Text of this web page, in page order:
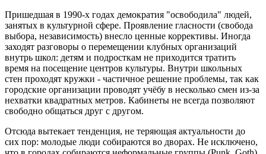
Пришедшая в 1990-х годах демократия "освободила" людей,
занятых в культурной сфере. Проявление гласности (свобода
выбора, независимость) внесло ценные коррективы. Иногда
заходят разговоры о перемещении клубных организаций
внутрь школ: детям и подросткам не приходится тратить
время на посещение центров культуры. Внутри школьных
стен проходят кружки - частичное решение проблемы, так как
городские организации проводят учёбу в несколько смен из-за
нехватки квадратных метров. Кабинеты не всегда позволяют
свободно общаться друг с другом.
Отсюда вытекает тенденция, не теряющая актуальности до
сих пор: молодые люди собираются во дворах. Не исключено,